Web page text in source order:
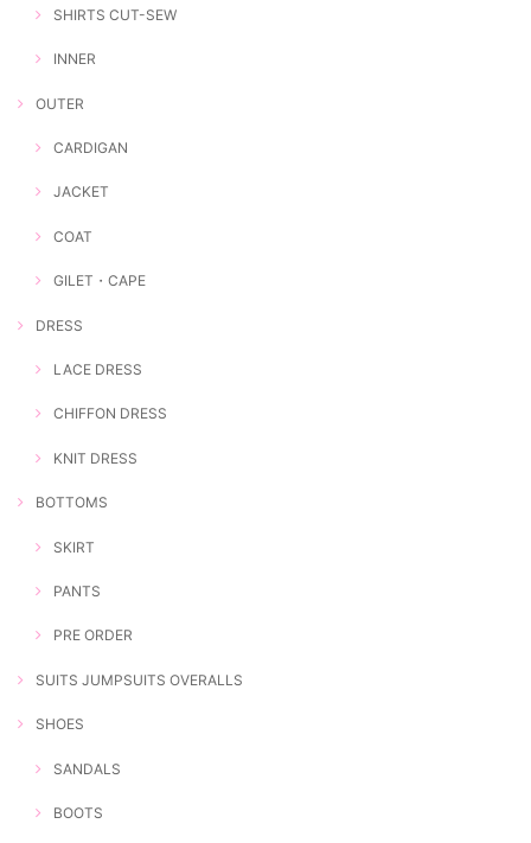
SHIRTS CUT-SEW
INNER
OUTER
CARDIGAN
JACKET
COAT
GILET・CAPE
DRESS
LACE DRESS
CHIFFON DRESS
KNIT DRESS
BOTTOMS
SKIRT
PANTS
PRE ORDER
SUITS JUMPSUITS OVERALLS
SHOES
SANDALS
BOOTS